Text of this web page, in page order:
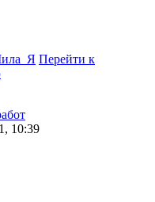
Перейти к
10:39